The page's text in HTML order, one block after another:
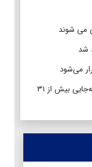
می شوند
پایان عملیات پروازی اربعین ۱۴۰۵" هما" با جابه‌جایی بیش از ۳۱